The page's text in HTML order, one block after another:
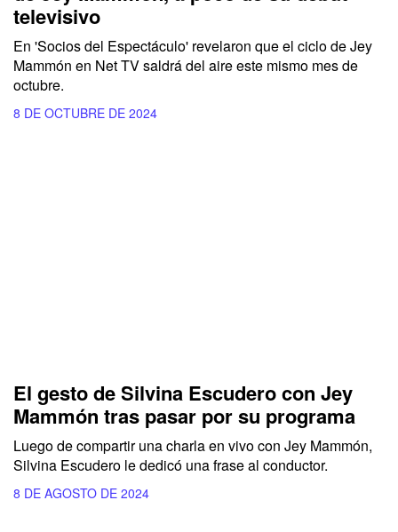
televisivo
En 'Socios del Espectáculo' revelaron que el ciclo deJey
Mammón en Net TVsaldrá del aire este mismo mes de
octubre.
8 DE OCTUBRE DE 2024
El gesto de Silvina Escudero con Jey
Mammón tras pasar por su programa
Luego de compartir una charla en vivo con Jey Mammón,
Silvina Escudero le dedicó una frase al conductor.
8 DE AGOSTO DE 2024